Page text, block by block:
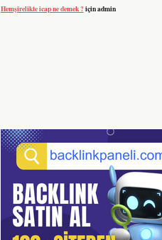
Hemşirelikte icap ne demek ?içinadmin